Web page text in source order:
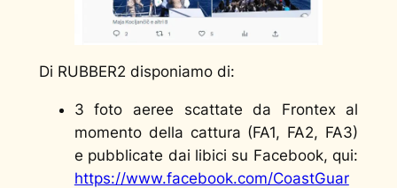
Di RUBBER2 disponiamo di:
3 foto aeree scattate da Frontex al
momento della cattura (FA1, FA2, FA3)
e pubblicate dai libici su Facebook, qui:
https://www.facebook.com/CoastGuar